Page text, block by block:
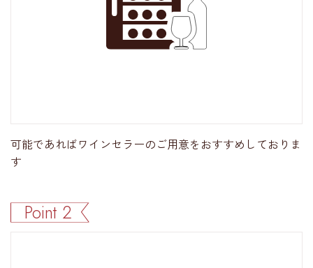
可能であればワインセラーのご用意をおすすめしておりま
す
Point 2